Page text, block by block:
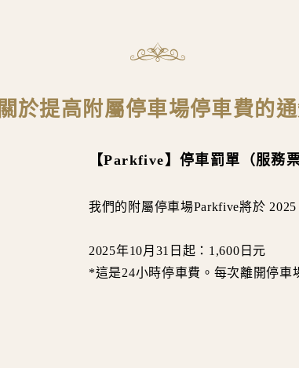
關於提高附屬停車場停車費的通
【Parkfive】停車罰單（服務
我們的附屬停車場Parkfive將於
2025年10月31日起：1,600日元
*這是24小時停車費。每次離開停車